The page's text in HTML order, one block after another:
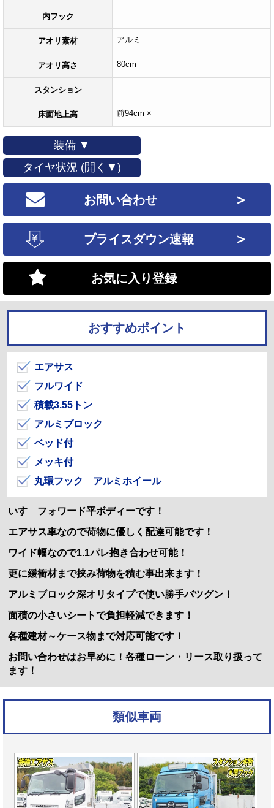
内フック
アオリ素材 アルミ
アオリ高さ 80cm
スタンション
床面地上高 前94cm ×
装備 ▼
タイヤ状況 (開く▼)
お問い合わせ ＞
プライスダウン速報 ＞
お気に入り登録
おすすめポイント
エアサス
フルワイド
積載3.55トン
アルミブロック
ベッド付
メッキ付
丸環フック アルミホイール
いすゞフォワード平ボディーです！
エアサス車なので荷物に優しく配達可能です！
ワイド幅なので1.1パレ抱き合わせ可能！
更に緩衝材まで挟み荷物を積む事出来ます！
アルミブロック深オリタイプで使い勝手バツグン！
面積の小さいシートで負担軽減できます！
各種建材～ケース物まで対応可能です！
お問い合わせはお早めに！各種ローン・リース取り扱って
ます！
類似車両